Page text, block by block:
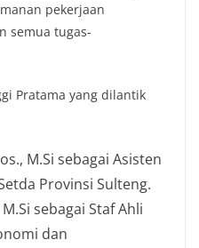
pekerjaan
semua tugas-
Pratama yang dilantik
M.Si sebagai Asisten
Provinsi Sulteng.
sebagai Staf Ahli
dan